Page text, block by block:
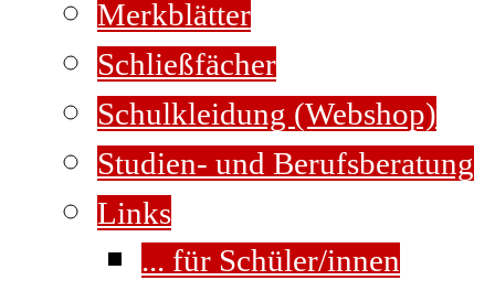
Merkblätter
Schließfächer
Schulkleidung (Webshop)
Studien- und Berufsberatung
Links
... für Schüler/innen